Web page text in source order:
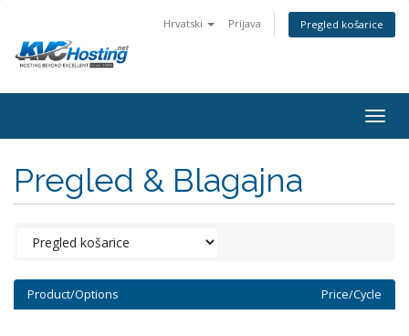
Hrvatski Prijava Pregled košarice
Pregled & Blagajna
Product/Options Price/Cycle